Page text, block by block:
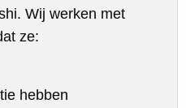
Wij werken met
ze:
hebben